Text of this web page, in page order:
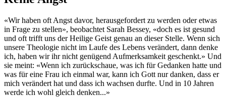
«Wir haben oft Angst davor, herausgefordert zu werden oder etwas
in Frage zu stellen», beobachtet Sarah Bessey, «doch es ist gesund
und oft trifft uns der Heilige Geist genau an dieser Stelle. Wenn sich
unsere Theologie nicht im Laufe des Lebens verändert, dann denke
ich, haben wir ihr nicht genügend Aufmerksamkeit geschenkt.» Und
sie meint: «Wenn ich zurückschaue, was ich für Gedanken hatte und
was für eine Frau ich einmal war, kann ich Gott nur danken, dass er
mich verändert hat und dass ich wachsen durfte. Und in 10 Jahren
werde ich wohl gleich denken...»